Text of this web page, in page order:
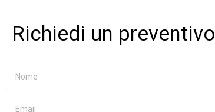
Richiedi un preventivo